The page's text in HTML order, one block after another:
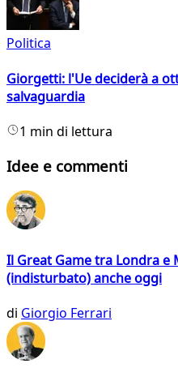
Politica
Giorgetti: l'Ue deciderà a
salvaguardia
1 min di lettura
Idee e commenti
Il Great Game tra Londra
(indisturbato) anche oggi
di Giorgio Ferrari